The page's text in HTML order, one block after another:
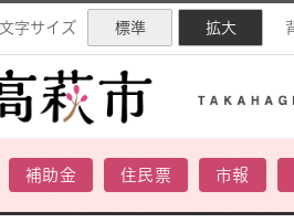
文字サイズ 標準 拡大
補助金 住民票 市報